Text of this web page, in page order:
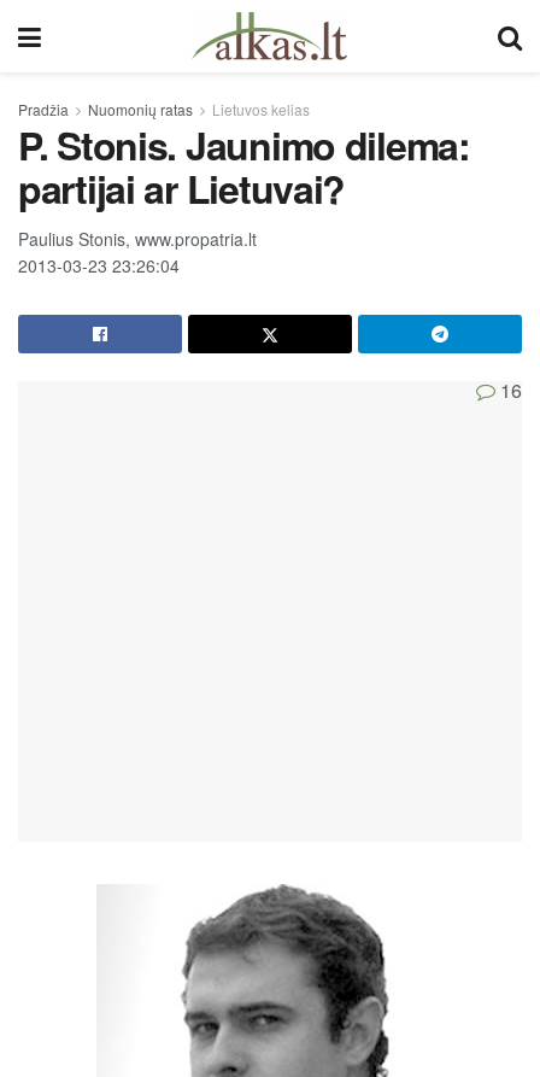
Pradžia Nuomonių ratas Lietuvos kelias
P. Stonis. Jaunimo dilema:
partijai ar Lietuvai?
Paulius Stonis, www.propatria.lt
2013-03-23 23:26:04
16